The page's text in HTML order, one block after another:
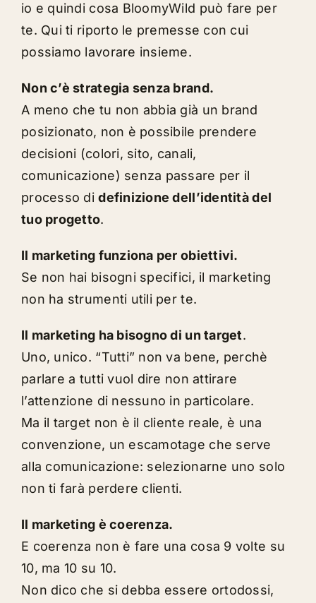
io e quindi cosa BloomyWild può fare per
te. Qui ti riporto le premesse con cui
possiamo lavorare insieme.
Non c’è strategia senza brand.
A meno che tu non abbia già un brand
posizionato, non è possibile prendere
decisioni (colori, sito, canali,
comunicazione) senza passare per il
processo didefinizione dell’identità del
tuo progetto.
Il marketing funziona per obiettivi.
Se non hai bisogni specifici, il marketing
non ha strumenti utili per te.
Il marketing ha bisogno di untarget.
Uno, unico. “Tutti” non va bene, perchè
parlare a tutti vuol dire non attirare
l’attenzione di nessuno in particolare.
Ma il target non è il cliente reale, è una
convenzione, un escamotage che serve
alla comunicazione: selezionarne uno solo
non ti farà perdere clienti.
Il marketing è coerenza.
E coerenza non è fare una cosa 9 volte su
10, ma 10 su 10.
Non dico che si debba essere ortodossi,